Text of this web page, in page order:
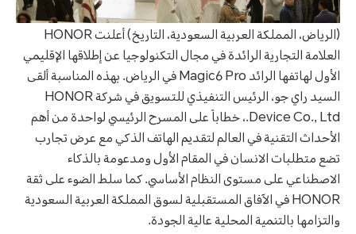
(الرياض، المملكة العربية السعودية، التاريخ) أعلنت HONOR
العلامة التجارية الرائدة في مجال التكنولوجيا عن إطلاقها الإقليمي
الأول لهاتفها الرائد Magic6 Pro في الرياض. بهذه المناسبة ألقى
السيد راي جو، الرئيس التنفيذي للتسويق في شركة HONOR
Device Co., Ltd.، خطاباً على المسرح الرئيسي لواحدة من أهم
الأحداث التقنية في العالم لتقديم الهاتف الذكي مع عرض تجارب
تضع متطلبات الانسان في المقام الأول ومدعومة بالذكاء
الاصطناعي على مستوى النظام الأساسي. كما سلط الضوء على ثقة
HONOR في الآفاق المستقبلية لسوق المملكة العربية السعودية
والتزامها بالتنمية المحلية عالية الجودة.